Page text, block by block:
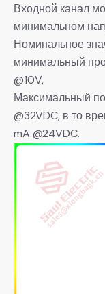
Входной канал
минимальном
Номинальное
минимальный
@10V,
Максимальный
@32VDC, в то
mA @24VDC.